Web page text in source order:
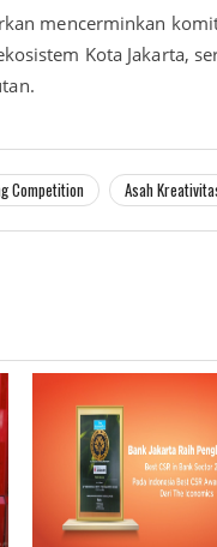
mencerminkan
Kota Jakarta,
Competition Asah